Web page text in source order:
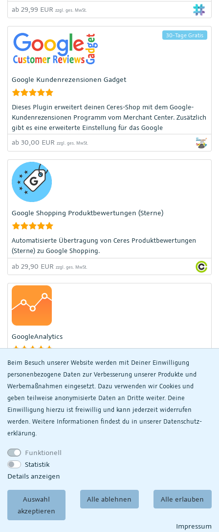
Beim Besuch unserer Website werden mit Deiner Einwilligung
personenbezogene Daten zur Verbesserung unserer Produkte und
Werbemaßnahmen eingesetzt. Dazu verwenden wir Cookies und
geben teilweise anonymisierte Daten an Dritte weiter. Deine
Einwilligung hierzu ist freiwillig und kann jederzeit widerrufen
werden. Weitere Informationen findest du in unserer Daten­schutz­
erklärung.
Funktionell
Statistik
Details anzeigen
Auswahl
akzeptieren
Alle ablehnen Alle erlauben
Impressum
ab 29,99 EUR zzgl. ges. MwSt.
30-Tage Gratis
Google Kundenrezensionen Gadget
Dieses Plugin erweitert deinen Ceres-Shop mit dem Google-
Kundenrezensionen Programm vom Merchant Center. Zusätzlich
gibt es eine erweiterte Einstellung für das Google
Produktbewertungen Programm.
ab 30,00 EUR zzgl. ges. MwSt.
Google Shopping Produktbewertungen (Sterne)
Automatisierte Übertragung von Ceres Produktbewertungen
(Sterne) zu Google Shopping.
ab 29,90 EUR zzgl. ges. MwSt.
GoogleAnalytics
Google Analytics Tracking für plentymarkets Webshops
30-Tage Gratis
GPSR Modal
Fügt dem plentyShop LTS ein Modal (Popup) hinzu der
GRATIS